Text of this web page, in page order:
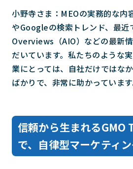
小野寺さま：MEOの実務的な内
やGoogleの検索トレンド、最近
Overviews（AIO）などの最新
だいています。私たちのような
業にとっては、自社だけではな
ばかりで、非常に助かっています
信頼から生まれるGMO
で、自律型マーケティ